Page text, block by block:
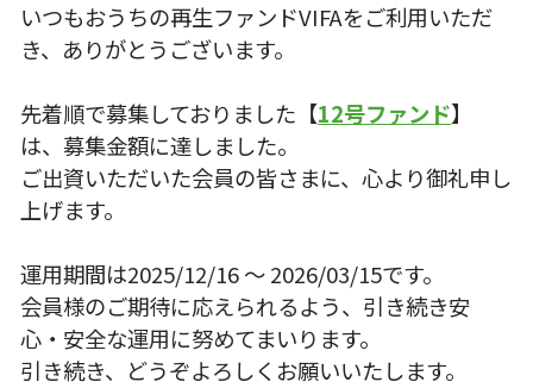
いつもおうちの再生ファンドVIFAをご利用いただ
き、ありがとうございます。
先着順で募集しておりました【12号ファンド】
は、募集金額に達しました。
ご出資いただいた会員の皆さまに、心より御礼申し
上げます。
運用期間は2025/12/16 〜 2026/03/15です。
会員様のご期待に応えられるよう、引き続き安
心・安全な運用に努めてまいります。
引き続き、どうぞよろしくお願いいたします。